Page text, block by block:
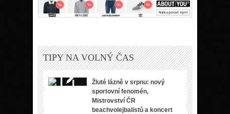
TIPY NA VOLNÝ ČAS
Žluté lázně v srpnu: nový
sportovní fenomén,
Mistrovství ČR
beachvolejbalistů a koncert